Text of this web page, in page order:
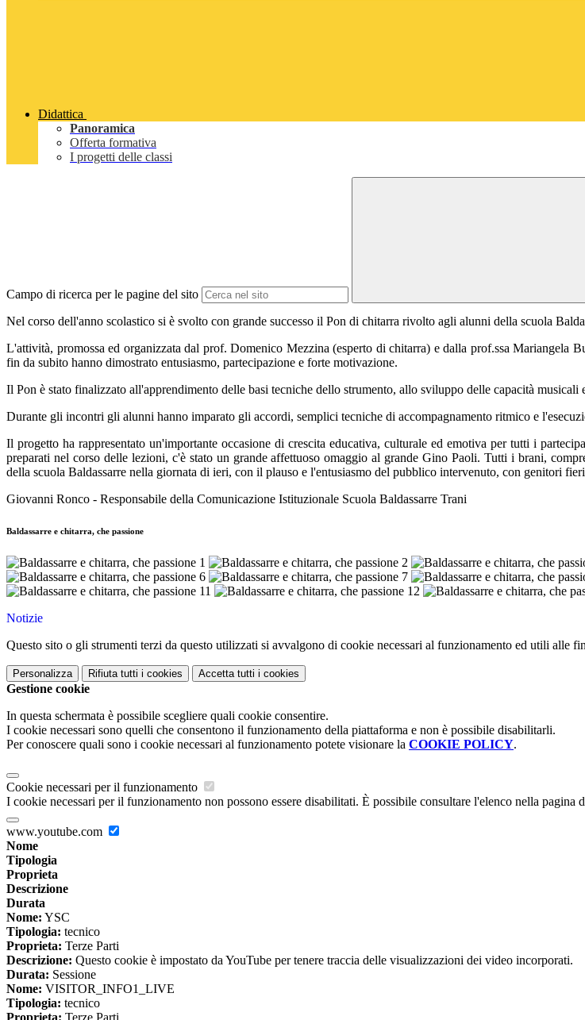
Didattica
Panoramica
Offerta formativa
I progetti delle classi
Campo di ricerca per le pagine del sito
Nel corso dell'anno scolastico si è svolto con grande successo il Pon di chitarra rivolto agli alunni della scuola
L'attività, promossa ed organizzata dal prof. Domenico Mezzina (esperto di chitarra) e dalla prof.ssa
fin da subito hanno dimostrato entusiasmo, partecipazione e forte motivazione.
Il Pon è stato finalizzato all'apprendimento delle basi tecniche dello strumento, allo sviluppo delle capacità
Durante gli incontri gli alunni hanno imparato gli accordi, semplici tecniche di accompagnamento ritmico e
Il progetto ha rappresentato un'importante occasione di crescita educativa, culturale ed emotiva per tutti i
preparati nel corso delle lezioni, c'è stato un grande affettuoso omaggio al grande Gino Paoli. Tutti i brani,
della scuola Baldassarre nella giornata di ieri, con il plauso e l'entusiasmo del pubblico intervenuto, con genitori
Giovanni Ronco - Responsabile della Comunicazione Istituzionale Scuola Baldassarre Trani
Baldassarre e chitarra, che passione
Notizie
Questo sito o gli strumenti terzi da questo utilizzati si avvalgono di cookie necessari al funzionamento ed utili alle
Personalizza Rifiuta tutti i cookies Accetta tutti i cookies
Gestione cookie
In questa schermata è possibile scegliere quali cookie consentire.
I cookie necessari sono quelli che consentono il funzionamento della piattaforma e non è possibile disabilitarli.
Per conoscere quali sono i cookie necessari al funzionamento potete visionare la COOKIE POLICY.
Cookie necessari per il funzionamento
I cookie necessari per il funzionamento non possono essere disabilitati. È possibile consultare l'elenco nella pagina
www.youtube.com
Nome
Tipologia
Proprieta
Descrizione
Durata
Nome: YSC
Tipologia: tecnico
Proprieta: Terze Parti
Descrizione: Questo cookie è impostato da YouTube per tenere traccia delle visualizzazioni dei video incorporati.
Durata: Sessione
Nome: VISITOR_INFO1_LIVE
Tipologia: tecnico
Proprieta: Terze Parti